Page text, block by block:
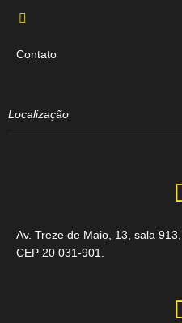
Contato
Localização
Av. Treze de Maio, 13, sala
CEP 20 031-901.